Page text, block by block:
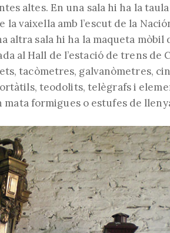
altes. En una sala hi ha la
vaixella amb l’escut de la
altra sala hi ha la maqueta
al Hall de l’estació de trens de
tacòmetres, galvanòmetres,
teodolits, telègrafs i
formigues o estufes de